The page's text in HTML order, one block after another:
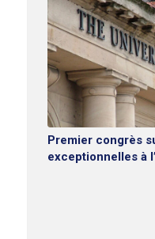
Premier congrès
exceptionnelles à